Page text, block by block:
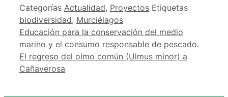
Categorías Actualidad, Proyectos Etiquetas
biodiversidad, Murciélagos
Educación para la conservación del medio
marino y el consumo responsable de pescado.
El regreso del olmo común (Ulmus minor) a
Cañaverosa